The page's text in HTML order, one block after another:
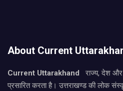
About Current
Current Uttarakhand
राज्य, देश और
प्रसारित करता है। उत्तराखण्ड की लोक